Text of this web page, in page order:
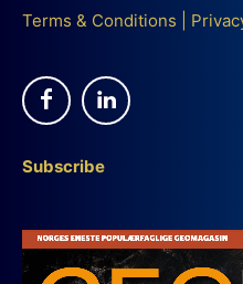
Terms & Conditions
Subscribe